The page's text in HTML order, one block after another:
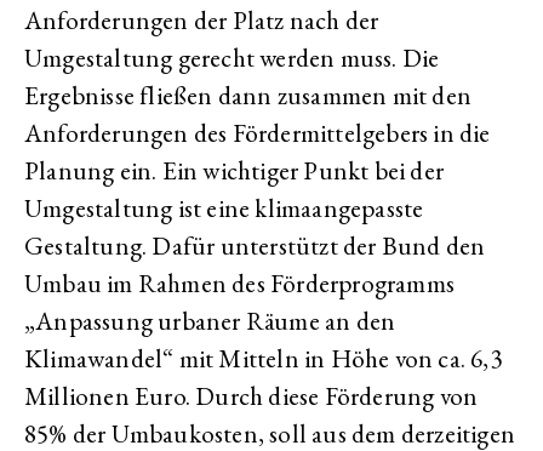
Anforderungen der Platz nach der
Umgestaltung gerecht werden muss. Die
Ergebnisse fließen dann zusammen mit den
Anforderungen des Fördermittelgebers in die
Planung ein. Ein wichtiger Punkt bei der
Umgestaltung ist eine klimaangepasste
Gestaltung. Dafür unterstützt der Bund den
Umbau im Rahmen des Förderprogramms
„Anpassung urbaner Räume an den
Klimawandel“ mit Mitteln in Höhe von ca. 6,3
Millionen Euro. Durch diese Förderung von
85% der Umbaukosten, soll aus dem derzeitigen